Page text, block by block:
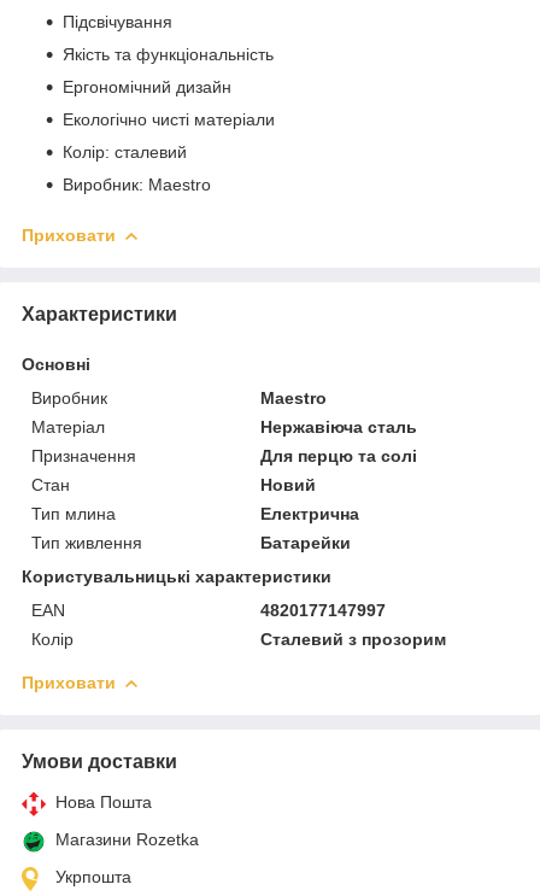
Підсвічування
Якість та функціональність
Ергономічний дизайн
Екологічно чисті матеріали
Колір: сталевий
Виробник: Maestro
Приховати
Характеристики
Основні
Виробник
Maestro
Матеріал
Нержавіюча сталь
Призначення
Для перцю та солі
Стан
Новий
Тип млина
Електрична
Тип живлення
Батарейки
Користувальницькі характеристики
EAN
4820177147997
Колір
Сталевий з прозорим
Приховати
Умови доставки
Нова Пошта
Магазини Rozetka
Укрпошта